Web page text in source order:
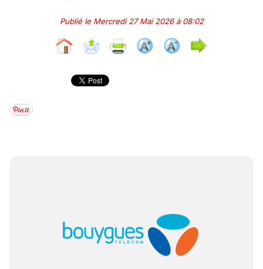
Publié le Mercredi 27 Mai 2026 à 08:02